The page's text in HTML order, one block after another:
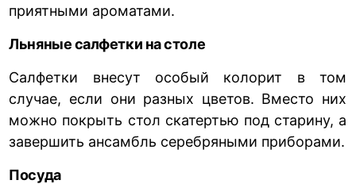
приятными ароматами.
Льняные салфетки на столе
Салфетки внесут особый колорит в том
случае, если они разных цветов. Вместо них
можно покрыть стол скатертью под старину, а
завершить ансамбль серебряными приборами.
Посуда